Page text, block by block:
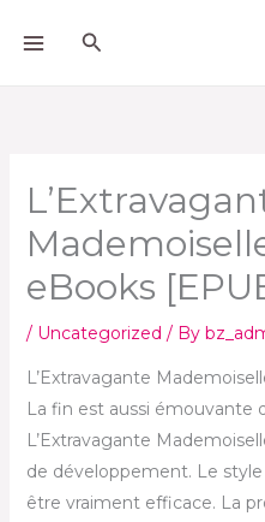
Search
eBooks
/ Uncategorized / By
L’Extravagante
La fin est aussi émouvante
L’Extravagante
de développement. Le
être vraiment efficace. La